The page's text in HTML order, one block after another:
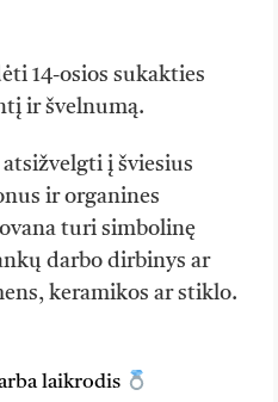
14-osios sukakties
ir švelnumą.
į šviesius
ir organines
turi simbolinę
darbo dirbinys ar
keramikos ar stiklo.
laikrodis